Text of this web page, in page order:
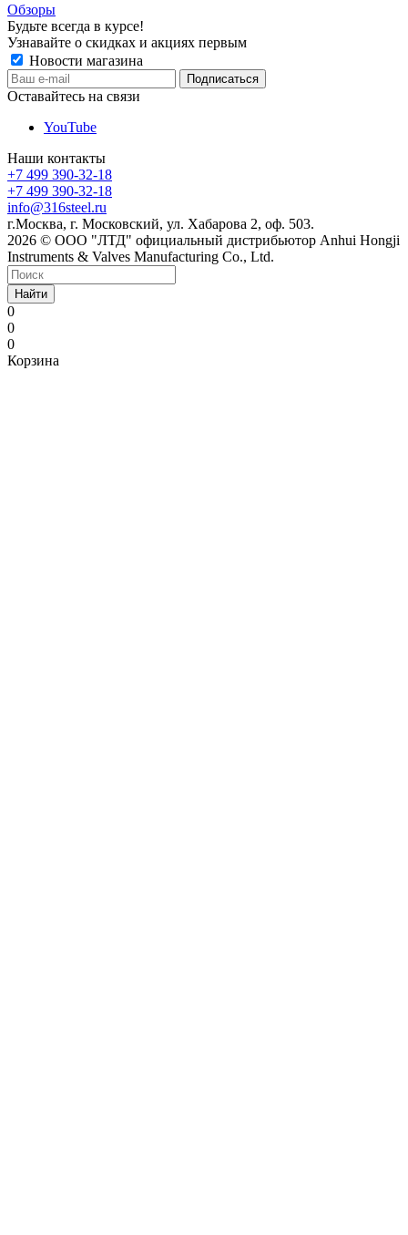
Обзоры
Будьте всегда в курсе!
Узнавайте о скидках и акциях первым
Новости магазина
Оставайтесь на связи
YouTube
Наши контакты
+7 499 390-32-18
+7 499 390-32-18
info@316steel.ru
г.Москва, г. Московский, ул. Хабарова 2, оф. 503.
2026 © ООО "ЛТД" официальный дистрибьютор Anhui Hongji
Instruments & Valves Manufacturing Co., Ltd.
Найти
0
0
0
Корзина